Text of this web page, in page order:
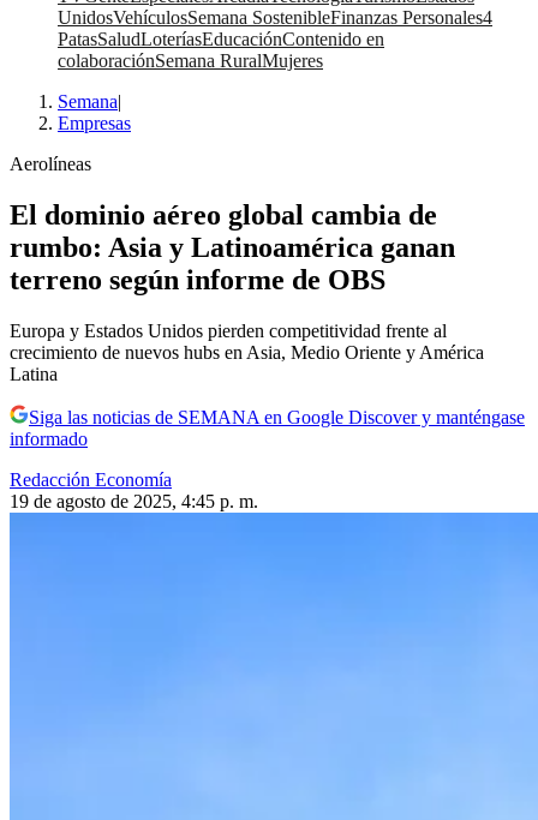
UnidosVehículosSemana SostenibleFinanzas Personales4
PatasSaludLoteríasEducaciónContenido en
colaboraciónSemana RuralMujeres
Semana|
Empresas
Aerolíneas
El dominio aéreo global cambia de
rumbo: Asia y Latinoamérica ganan
terreno según informe de OBS
Europa y Estados Unidos pierden competitividad frente al
crecimiento de nuevos hubs en Asia, Medio Oriente y América
Latina
Siga las noticias de SEMANA en Google Discover y manténgase
informado
Redacción Economía
19 de agosto de 2025, 4:45 p. m.